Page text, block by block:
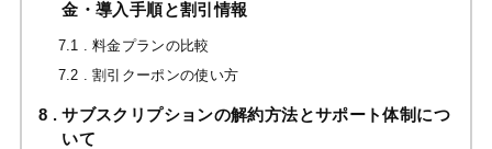
金・導入手順と割引情報
7.1
料金プランの比較
7.2
割引クーポンの使い方
8
サブスクリプションの解約方法とサポート体制につ
いて